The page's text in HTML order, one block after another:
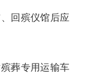
回殡仪馆后应
葬专用运输车